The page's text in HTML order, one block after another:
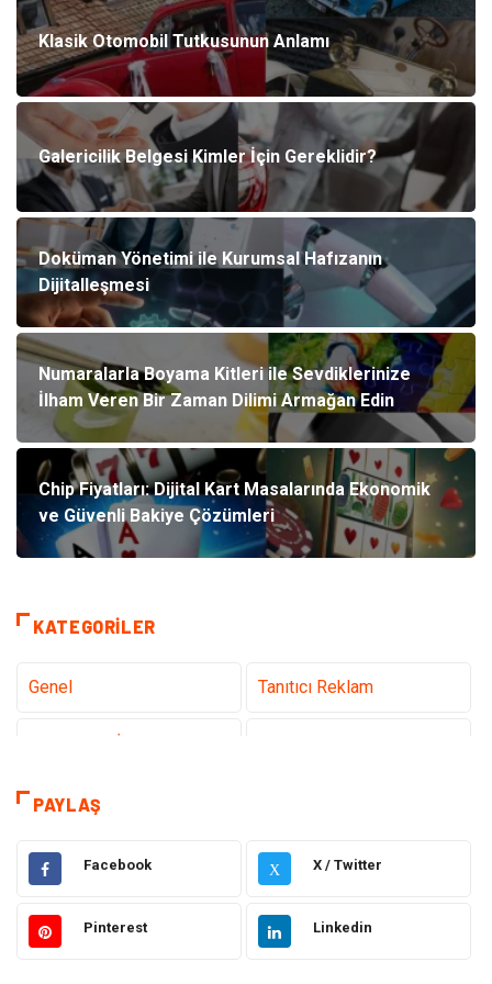
Klasik Otomobil Tutkusunun Anlamı
Galericilik Belgesi Kimler İçin Gereklidir?
Doküman Yönetimi ile Kurumsal Hafızanın
Dijitalleşmesi
Numaralarla Boyama Kitleri ile Sevdiklerinize
İlham Veren Bir Zaman Dilimi Armağan Edin
Chip Fiyatları: Dijital Kart Masalarında Ekonomik
ve Güvenli Bakiye Çözümleri
KATEGORILER
Genel Tanıtıcı Reklam
teknoloji
Hukuk Giyim
Elektronik Makine
PAYLAŞ
Facebook X X / Twitter
Pinterest Linkedin